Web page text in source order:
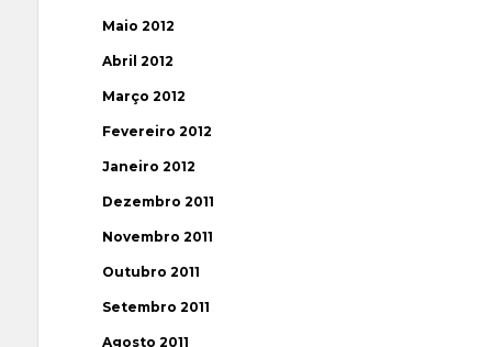
Maio 2012
Abril 2012
Março 2012
Fevereiro 2012
Janeiro 2012
Dezembro 2011
Novembro 2011
Outubro 2011
Setembro 2011
Agosto 2011